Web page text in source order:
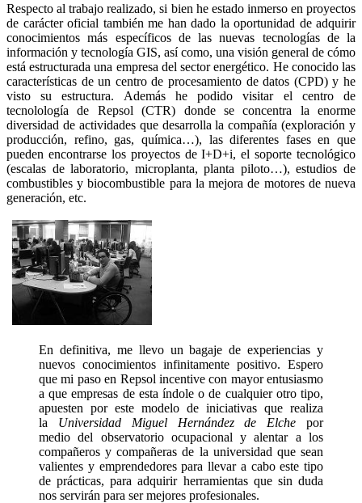
Respecto al trabajo realizado, si bien he estado inmerso en proyectos
de carácter oficial también me han dado la oportunidad de adquirir
conocimientos más específicos de las nuevas tecnologías de la
información y tecnología GIS, así como, una visión general de cómo
está estructurada una empresa del sector energético. He conocido las
características de un centro de procesamiento de datos (CPD) y he
visto su estructura. Además he podido visitar el centro de
tecnolología de Repsol (CTR) donde se concentra la enorme
diversidad de actividades que desarrolla la compañía (exploración y
producción, refino, gas, química…), las diferentes fases en que
pueden encontrarse los proyectos de I+D+i, el soporte tecnológico
(escalas de laboratorio, microplanta, planta piloto…), estudios de
combustibles y biocombustible para la mejora de motores de nueva
generación, etc.
En definitiva, me llevo un bagaje de experiencias y
nuevos conocimientos infinitamente positivo. Espero
que mi paso en Repsol incentive con mayor entusiasmo
a que empresas de esta índole o de cualquier otro tipo,
apuesten por este modelo de iniciativas que realiza
la Universidad Miguel Hernández de Elche por
medio del observatorio ocupacional y alentar a los
compañeros y compañeras de la universidad que sean
valientes y emprendedores para llevar a cabo este tipo
de prácticas, para adquirir herramientas que sin duda
nos servirán para ser mejores profesionales.